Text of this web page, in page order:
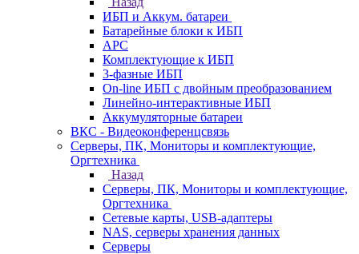
ИБП и Аккум. батареи
Батарейные блоки к ИБП
APC
Комплектующие к ИБП
3-фазные ИБП
On-line ИБП с двойным преобразованием
Линейно-интерактивные ИБП
Аккумуляторные батареи
ВКС - Видеоконференцсвязь
Серверы, ПК, Мониторы и комплектующие,
Оргтехника
Назад
Серверы, ПК, Мониторы и комплектующие,
Оргтехника
Сетевые карты, USB-адаптеры
NAS, серверы хранения данных
Серверы